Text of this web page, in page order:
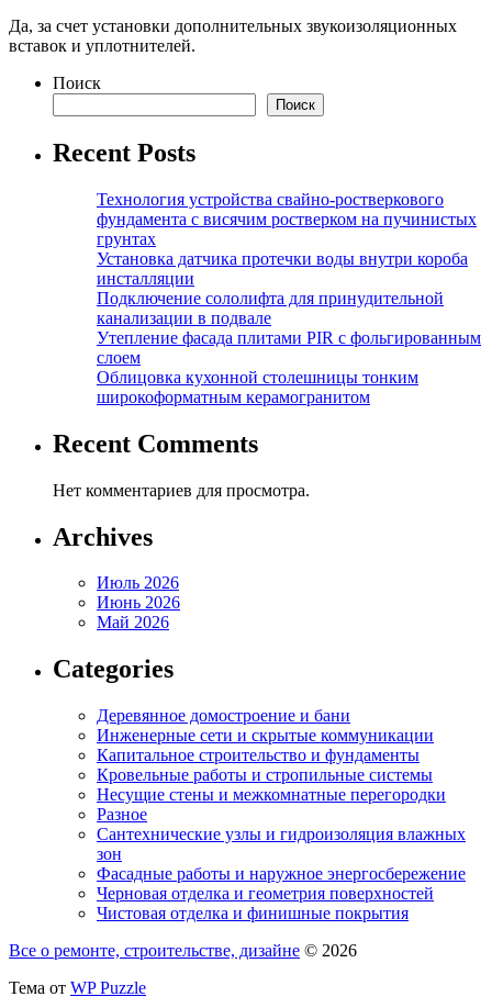
Да, за счет установки дополнительных звукоизоляционных
вставок и уплотнителей.
Поиск
Поиск
Recent Posts
Технология устройства свайно-ростверкового
фундамента с висячим ростверком на пучинистых
грунтах
Установка датчика протечки воды внутри короба
инсталляции
Подключение сололифта для принудительной
канализации в подвале
Утепление фасада плитами PIR с фольгированным
слоем
Облицовка кухонной столешницы тонким
широкоформатным керамогранитом
Recent Comments
Нет комментариев для просмотра.
Archives
Июль 2026
Июнь 2026
Май 2026
Categories
Деревянное домостроение и бани
Инженерные сети и скрытые коммуникации
Капитальное строительство и фундаменты
Кровельные работы и стропильные системы
Несущие стены и межкомнатные перегородки
Разное
Сантехнические узлы и гидроизоляция влажных
зон
Фасадные работы и наружное энергосбережение
Черновая отделка и геометрия поверхностей
Чистовая отделка и финишные покрытия
Все о ремонте, строительстве, дизайне © 2026
Тема от WP Puzzle